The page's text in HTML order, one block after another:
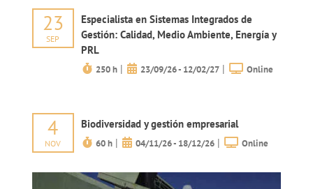
23
SEP
Especialista en Sistemas Integrados de
Gestión: Calidad, Medio Ambiente, Energía y
PRL
250 h| 23/09/26 - 12/02/27| Online
4
NOV
Biodiversidad y gestión empresarial
60 h| 04/11/26 - 18/12/26| Online